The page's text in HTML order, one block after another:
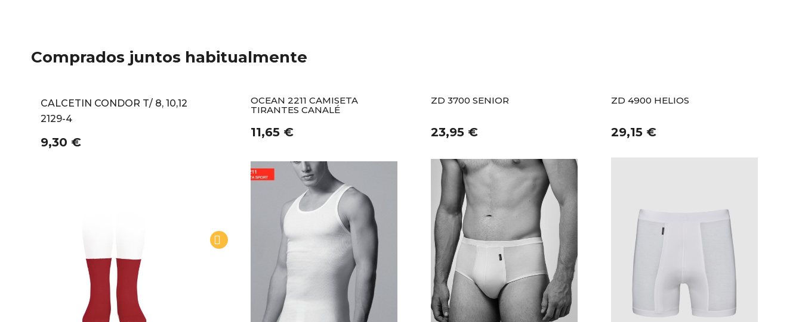
Comprados juntos habitualmente
CALCETIN CONDOR T/ 8, 10,12
2129-4
9,30 €
OCEAN 2211 CAMISETA
TIRANTES CANALÉ
11,65 €
ZD 3700 SENIOR
23,95 €
ZD 4900 HELIOS
29,15 €